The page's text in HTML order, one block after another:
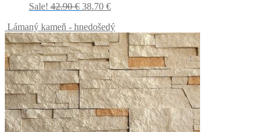
Sale! 42.90€ 38.70 €
Lámaný kameň - hnedošedý